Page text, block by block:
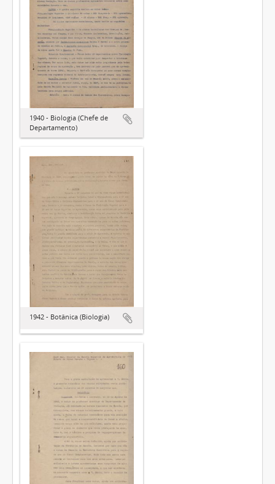
1940 - Biologia (Chefe de
Departamento)
1942 - Botânica (Biologia)